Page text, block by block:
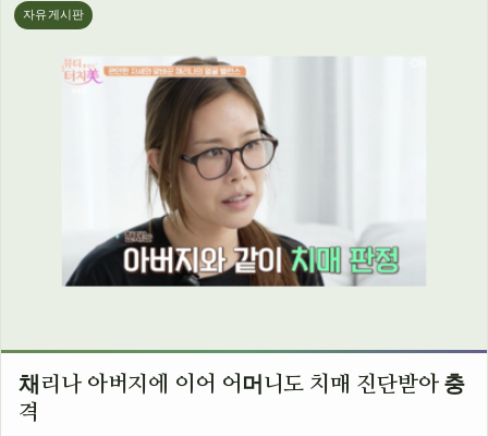
자유게시판
채리나 아버지에 이어 어머니도 치매 진단받아 충
격